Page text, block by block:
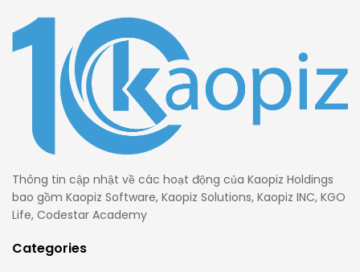
Thông tin cập nhật về các hoạt động của Kaopiz Holdings
bao gồm Kaopiz Software, Kaopiz Solutions, Kaopiz INC, KGO
Life, Codestar Academy
Categories